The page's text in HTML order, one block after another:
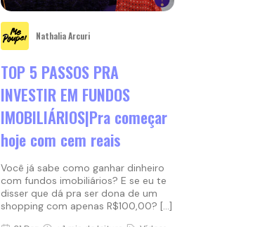
Nathalia Arcuri
TOP 5 PASSOS PRA
INVESTIR EM FUNDOS
IMOBILIÁRIOS|Pra começar
hoje com cem reais
Você já sabe como ganhar dinheiro
com fundos imobiliários? E se eu te
disser que dá pra ser dona de um
shopping com apenas R$100,00? […]